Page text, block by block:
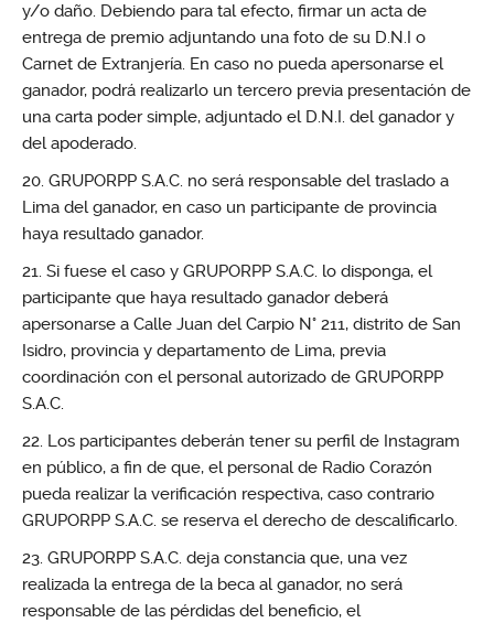
y/o daño. Debiendo para tal efecto, firmar un acta de
entrega de premio adjuntando una foto de su D.N.I o
Carnet de Extranjería. En caso no pueda apersonarse el
ganador, podrá realizarlo un tercero previa presentación de
una carta poder simple, adjuntado el D.N.I. del ganador y
del apoderado.
GRUPORPP S.A.C. no será responsable del traslado a
Lima del ganador, en caso un participante de provincia
haya resultado ganador.
Si fuese el caso y GRUPORPP S.A.C. lo disponga, el
participante que haya resultado ganador deberá
apersonarse a Calle Juan del Carpio N° 211, distrito de San
Isidro, provincia y departamento de Lima, previa
coordinación con el personal autorizado de GRUPORPP
S.A.C.
Los participantes deberán tener su perfil de Instagram
en público, a fin de que, el personal de Radio Corazón
pueda realizar la verificación respectiva, caso contrario
GRUPORPP S.A.C. se reserva el derecho de descalificarlo.
GRUPORPP S.A.C. deja constancia que, una vez
realizada la entrega de la beca al ganador, no será
responsable de las pérdidas del beneficio, el